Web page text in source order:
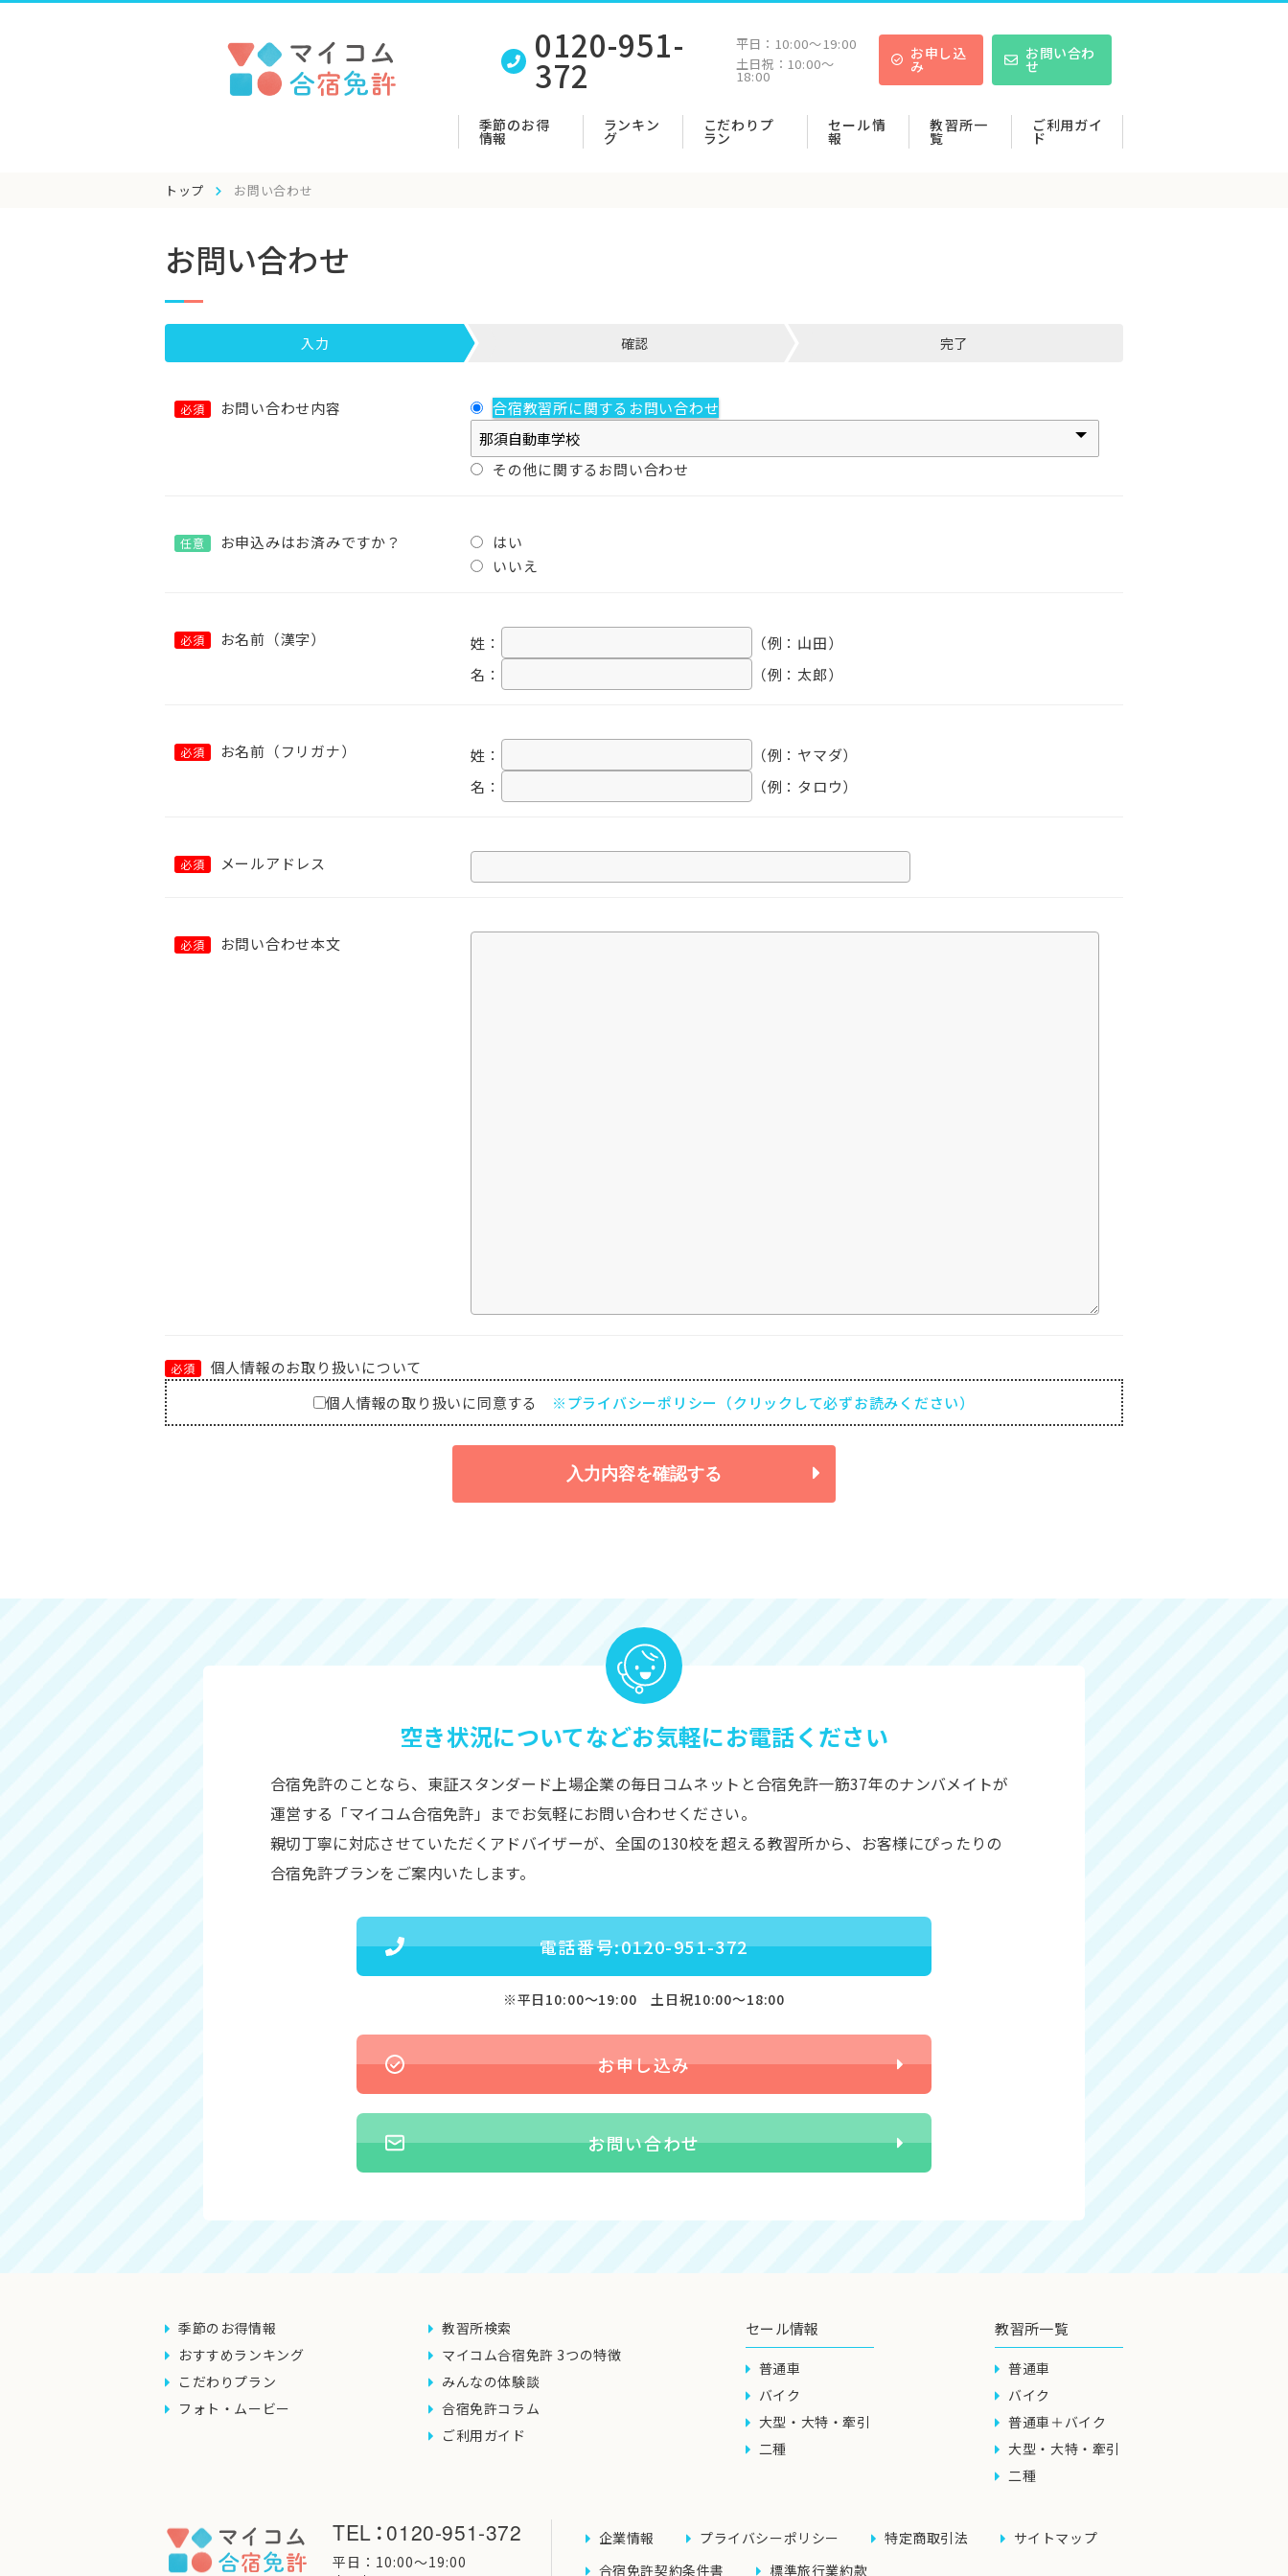
0120-951-
372
平日： 10:00〜19:00
土日祝： 10:00〜
18:00
お申し込
み
お問い合わ
せ
季節のお得
情報
ランキン
グ
こだわりプ
ラン
セール情
報
教習所一
覧
ご利用ガイ
ド
トップ お問い合わせ
お問い合わせ
入力 確認 完了
必須 お問い合わせ内容 合宿教習所に関するお問い合わせ
その他に関するお問い合わせ
任意 お申込みはお済みですか？
はい
いいえ
必須 お名前（漢字） 姓：
（例：山田）
名：
（例：太郎）
必須 お名前（フリガナ） 姓：
（例：ヤマダ）
名：
（例：タロウ）
必須 メールアドレス
必須 お問い合わせ本文
必須
個人情報のお取り扱いについて
個人情報の取り扱いに同意する
※プライバシーポリシー（クリックして必ずお読みください）
入力内容を確認する
空き状況についてなどお気軽にお電話ください
合宿免許のことなら、東証スタンダード上場企業の毎日コムネットと合宿免許一筋37年のナンバメイトが
運営する「マイコム合宿免許」までお気軽にお問い合わせください。
親切丁寧に対応させていただくアドバイザーが、全国の130校を超える教習所から、お客様にぴったりの
合宿免許プランをご案内いたします。
電話番号:0120-951-372
※平日10:00〜19:00 土日祝10:00〜18:00
お申し込み
お問い合わせ
季節のお得情報
おすすめランキング
こだわりプラン
フォト・ムービー
教習所検索
マイコム合宿免許 3つの特徴
みんなの体験談
合宿免許コラム
ご利用ガイド
セール情報
普通車
バイク
大型・大特・牽引
二種
教習所一覧
普通車
バイク
普通車＋バイク
大型・大特・牽引
二種
TEL：0120-951-372
平日：10:00〜19:00
企業情報 プライバシーポリシー 特定商取引法
サイトマップ
合宿免許契約条件書
標準旅行業約款